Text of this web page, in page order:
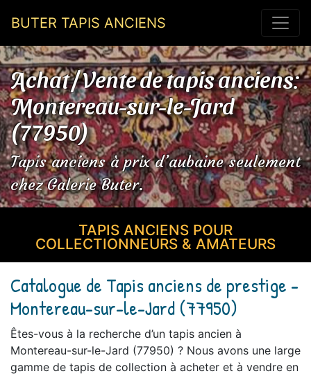
BUTER TAPIS ANCIENS
Achat / Vente de tapis anciens:
Montereau-sur-le-Jard
(77950)
Tapis anciens à prix d’aubaine seulement
chez Galerie Buter.
TAPIS ANCIENS POUR
COLLECTIONNEURS & AMATEURS
Catalogue de Tapis anciens de prestige -
Montereau-sur-le-Jard (77950)
Êtes-vous à la recherche d’un tapis ancien à
Montereau-sur-le-Jard (77950) ? Nous avons une large
gamme de tapis de collection à acheter et à vendre en